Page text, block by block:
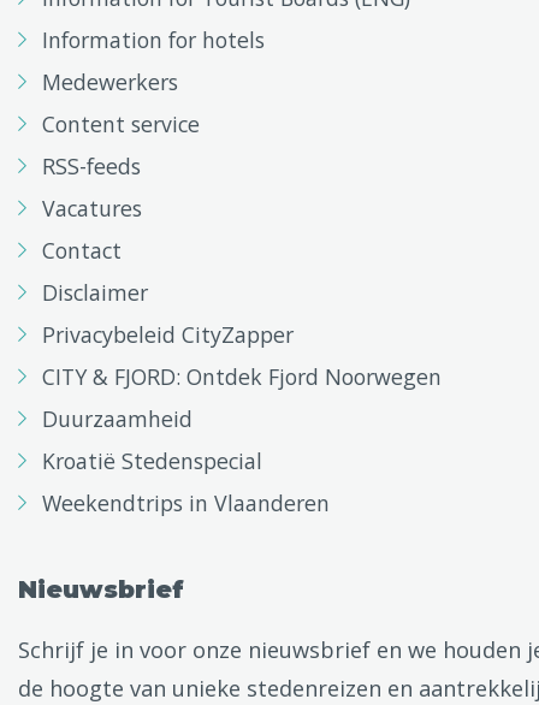
Information for hotels
Medewerkers
Content service
RSS-feeds
Vacatures
Contact
Disclaimer
Privacybeleid CityZapper
CITY & FJORD: Ontdek Fjord Noorwegen
Duurzaamheid
Kroatië Stedenspecial
Weekendtrips in Vlaanderen
Nieuwsbrief
Schrijf je in voor onze nieuwsbrief en we houden
de hoogte van unieke stedenreizen en